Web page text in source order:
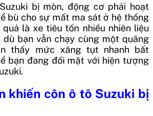
bị mòn, động cơ phải hoạt
bù cho sự mất ma sát ở hệ thống
là xe tiêu tốn nhiều nhiên liệu
dù bạn vẫn chạy cùng một quãng
thấy mức xăng tụt nhanh bất
bạn đang đối mặt với hiện tượng
khiến côn ô tô Suzuki bị